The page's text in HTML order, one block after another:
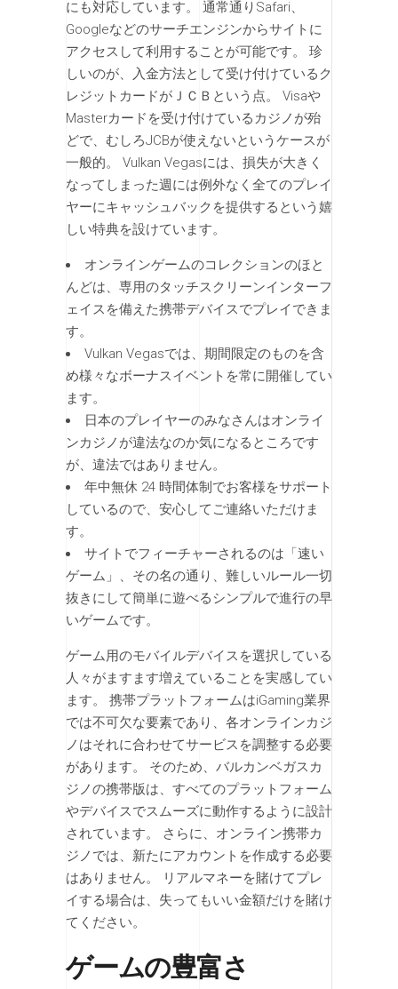
にも対応しています。 通常通りSafari、
Googleなどのサーチエンジンからサイトに
アクセスして利用することが可能です。 珍
しいのが、入金方法として受け付けているク
レジットカードがＪＣＢという点。 Visaや
Masterカードを受け付けているカジノが殆
どで、むしろJCBが使えないというケースが
一般的。 Vulkan Vegasには、損失が大きく
なってしまった週には例外なく全てのプレイ
ヤーにキャッシュバックを提供するという嬉
しい特典を設けています。
オンラインゲームのコレクションのほと
んどは、専用のタッチスクリーンインターフ
ェイスを備えた携帯デバイスでプレイできま
す。
Vulkan Vegasでは、期間限定のものを含
め様々なボーナスイベントを常に開催してい
ます。
日本のプレイヤーのみなさんはオンライ
ンカジノが違法なのか気になるところです
が、違法ではありません。
年中無休 24 時間体制でお客様をサポート
しているので、安心してご連絡いただけま
す。
サイトでフィーチャーされるのは「速い
ゲーム」、その名の通り、難しいルール一切
抜きにして簡単に遊べるシンプルで進行の早
いゲームです。
ゲーム用のモバイルデバイスを選択している
人々がますます増えていることを実感してい
ます。 携帯プラットフォームはiGaming業界
では不可欠な要素であり、各オンラインカジ
ノはそれに合わせてサービスを調整する必要
があります。 そのため、バルカンベガスカ
ジノの携帯版は、すべてのプラットフォーム
やデバイスでスムーズに動作するように設計
されています。 さらに、オンライン携帯カ
ジノでは、新たにアカウントを作成する必要
はありません。 リアルマネーを賭けてプレ
イする場合は、失ってもいい金額だけを賭け
てください。
ゲームの豊富さ